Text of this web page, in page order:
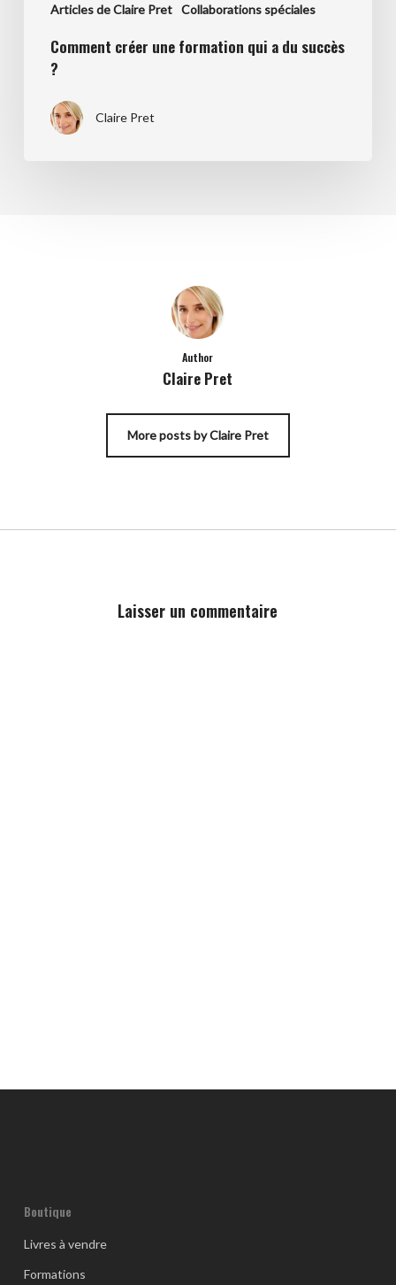
Articles de Claire Pret Collaborations spéciales
Comment créer une formation qui a du succès
?
Claire Pret
Author
Claire Pret
More posts by Claire Pret
Laisser un commentaire
Boutique
Livres à vendre
Formations